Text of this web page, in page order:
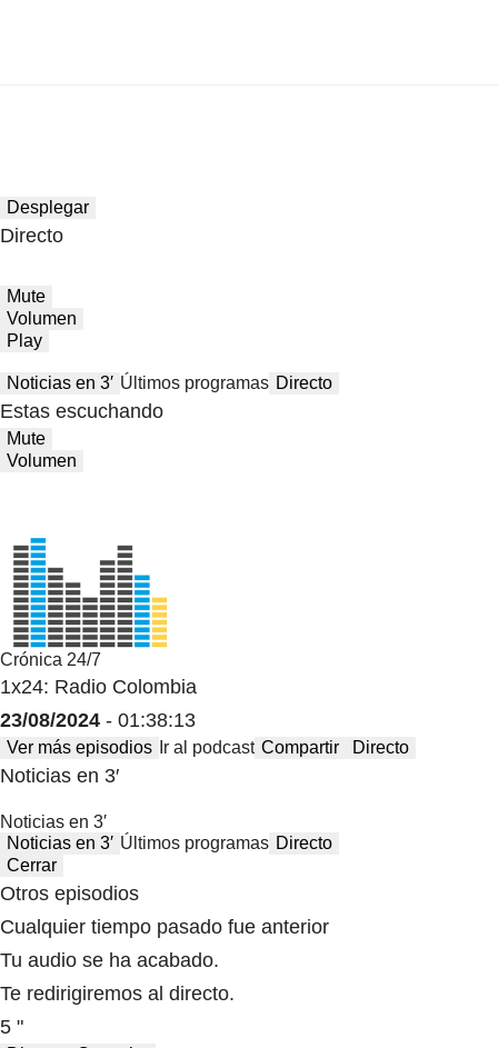
Desplegar
Directo
Mute
Volumen
Play
Noticias en 3′ Últimos programas Directo
Estas escuchando
Mute
Volumen
Crónica 24/7
1x24: Radio Colombia
23/08/2024 - 01:38:13
Ver más episodios Ir al podcast Compartir Directo
Noticias en 3′
Noticias en 3′
Noticias en 3′ Últimos programas Directo
Cerrar
Otros episodios
Cualquier tiempo pasado fue anterior
Tu audio se ha acabado.
Te redirigiremos al directo.
5 "